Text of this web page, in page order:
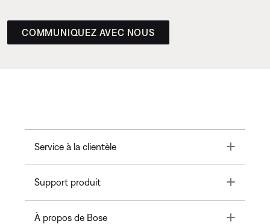
COMMUNIQUEZ AVEC NOUS
Service à la clientèle Toggle
Support produit Toggle
À propos de Bose Toggle